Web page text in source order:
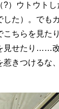
?）ウトウト
した）。でも
ちらを見た
見せたり……
惹きつけるな